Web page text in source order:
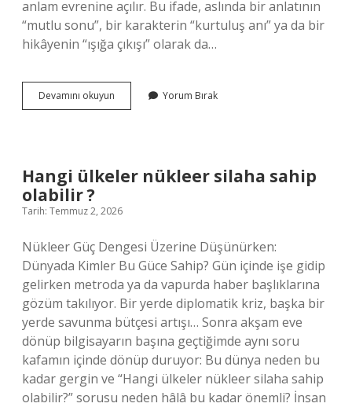
anlam evrenine açılır. Bu ifade, aslında bir anlatının
“mutlu sonu”, bir karakterin “kurtuluş anı” ya da bir
hikâyenin “ışığa çıkışı” olarak da…
Devamını okuyun
defteri
?
Yorum Bırak
Hangi ülkeler nükleer silaha sahip
olabilir ?
Tarih: Temmuz 2, 2026
Nükleer Güç Dengesi Üzerine Düşünürken:
Dünyada Kimler Bu Güce Sahip? Gün içinde işe gidip
gelirken metroda ya da vapurda haber başlıklarına
gözüm takılıyor. Bir yerde diplomatik kriz, başka bir
yerde savunma bütçesi artışı… Sonra akşam eve
dönüp bilgisayarın başına geçtiğimde aynı soru
kafamın içinde dönüp duruyor: Bu dünya neden bu
kadar gergin ve “Hangi ülkeler nükleer silaha sahip
olabilir?” sorusu neden hâlâ bu kadar önemli? İnsan